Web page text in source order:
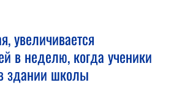
увеличивается
в неделю, когда ученики
здании школы